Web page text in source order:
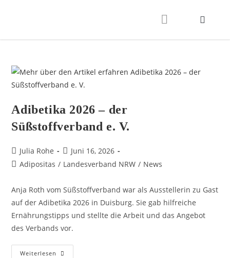
Adibetika 2026 – der
Süßstoffverband e. V.
Julia Rohe
Juni 16, 2026
Adipositas / Landesverband NRW / News
Anja Roth vom Süßstoffverband war als Ausstellerin zu Gast
auf der Adibetika 2026 in Duisburg. Sie gab hilfreiche
Ernährungstipps und stellte die Arbeit und das Angebot
des Verbands vor.
Weiterlesen